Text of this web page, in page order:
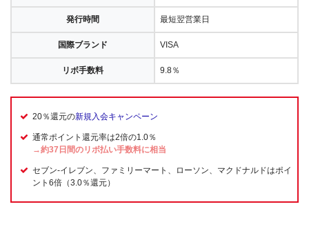
発行時間 最短翌営業日
国際ブランド VISA
リボ手数料 9.8％
20％還元の新規入会キャンペーン
通常ポイント還元率は2倍の1.0％
→約37日間のリボ払い手数料に相当
セブン-イレブン、ファミリーマート、ローソン、マクドナルドはポイ
ント6倍（3.0％還元）